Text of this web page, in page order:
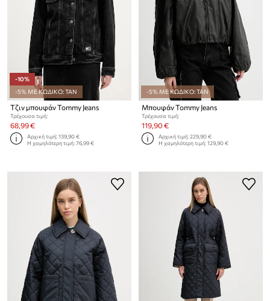
-10%
-5% ΜΕ ΚΩΔΙΚΟ: TAN
Τζιν μπουφάν Tommy Jeans
Τρέχουσα τιμή:
68,99 €
Αρχική τιμή:139,90 €
Η χαμηλότερη τιμή:76,99 €
-5% ΜΕ ΚΩΔΙΚΟ: TAN
Μπουφάν Tommy Jeans
Τρέχουσα τιμή:
119,90 €
Αρχική τιμή:229,90 €
Η χαμηλότερη τιμή:129,90 €